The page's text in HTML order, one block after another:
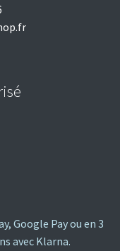
Google Pay ou en 3
avec Klarna.